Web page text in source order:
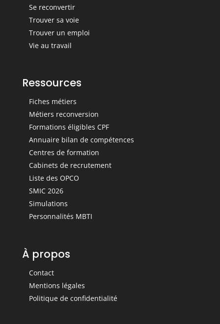
Se reconvertir
Trouver sa voie
Trouver un emploi
Vie au travail
Ressources
Fiches métiers
Métiers reconversion
Formations éligibles CPF
Annuaire bilan de compétences
Centres de formation
Cabinets de recrutement
Liste des OPCO
SMIC 2026
Simulations
Personnalités MBTI
À propos
Contact
Mentions légales
Politique de confidentialité